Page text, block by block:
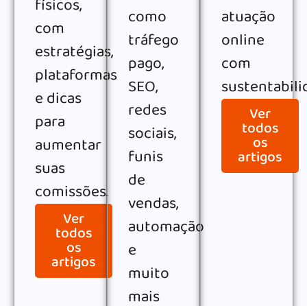
físicos,
com
estratégias,
plataformas
e dicas
para
aumentar
suas
comissões.
Ver
todos
os
artigos
como
tráfego
pago,
SEO,
redes
sociais,
funis
de
vendas,
automação
e
muito
mais
atuação
online
com
Ver
todos
os
artigos